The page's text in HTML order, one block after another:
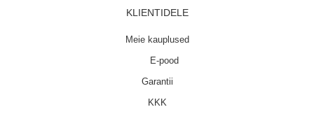
KLIENTIDELE
Meie kauplused
KKK
Garantii
E-pood